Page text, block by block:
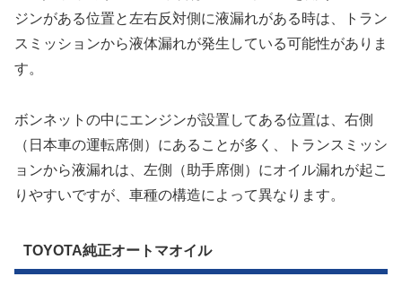
ジンがある位置と左右反対側に液漏れがある時は、トラン
スミッションから液体漏れが発生している可能性がありま
す。
ボンネットの中にエンジンが設置してある位置は、右側
（日本車の運転席側）にあることが多く、トランスミッシ
ョンから液漏れは、左側（助手席側）にオイル漏れが起こ
りやすいですが、車種の構造によって異なります。
TOYOTA純正オートマオイル